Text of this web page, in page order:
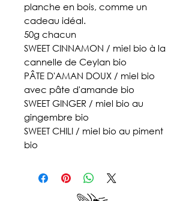
planche en bois, comme un
cadeau idéal.
50g chacun
SWEET CINNAMON / miel bio à la
cannelle de Ceylan bio
PÂTE D'AMAN DOUX / miel bio
avec pâte d'amande bio
SWEET GINGER / miel bio au
gingembre bio
SWEET CHILI / miel bio au piment
bio